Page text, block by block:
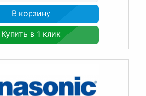
В корзину
Купить в 1 клик